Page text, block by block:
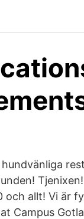
allt! Vi är
Campus